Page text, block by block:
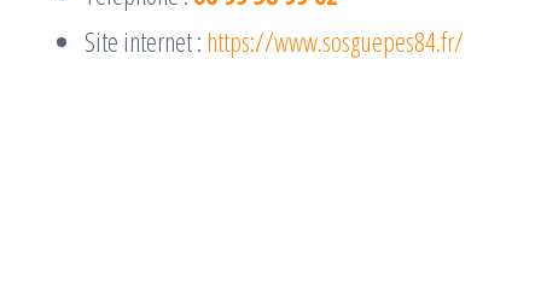
Site internet : https://www.sosguepes84.fr/